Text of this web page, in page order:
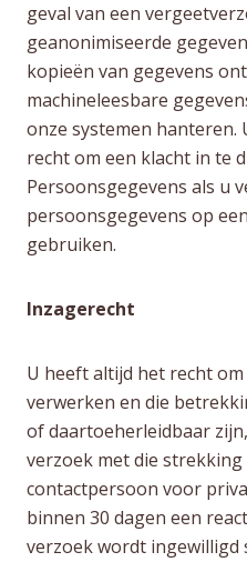
geval van een
geanonimiseerde
kopieën van gegevens
machineleesbare
onze systemen hanteren.
recht om een klacht in te
Persoonsgegevens als u
persoonsgegevens op
gebruiken.
Inzagerecht
U heeft altijd het recht
verwerken en die
of daartoeherleidbaar
verzoek met die strekking
contactpersoon voor
binnen 30 dagen een
verzoek wordt